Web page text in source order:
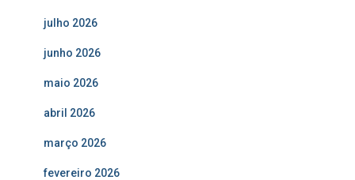
julho 2026
junho 2026
maio 2026
abril 2026
março 2026
fevereiro 2026